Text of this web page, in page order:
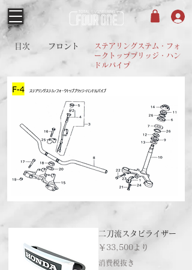
目次 フロント
ステアリングステム・フォ
ークトップブリッジ・ハン
ドルパイプ
二刀流スタビライザー
￥33,500 より
セール価格
消費税抜き